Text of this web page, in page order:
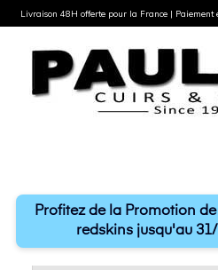
Profitez de la Promotion
redskins jusqu'au
Livraison 48H offerte pour la France |